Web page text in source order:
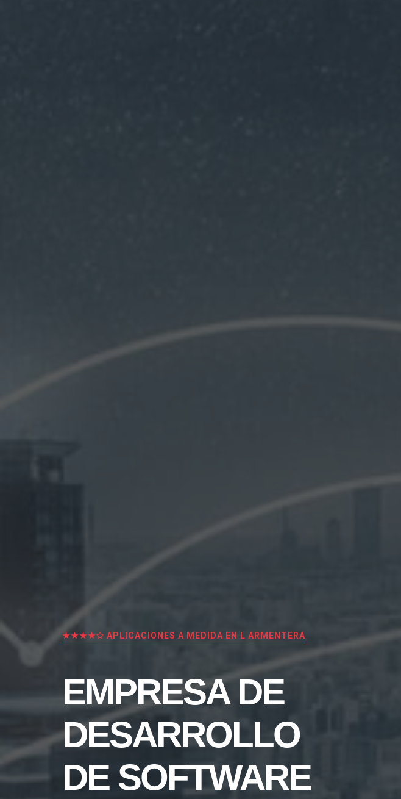
★★★★✩ APLICACIONES A MEDIDA EN L ARMENTERA
EMPRESA DE
DESARROLLO
DE SOFTWARE